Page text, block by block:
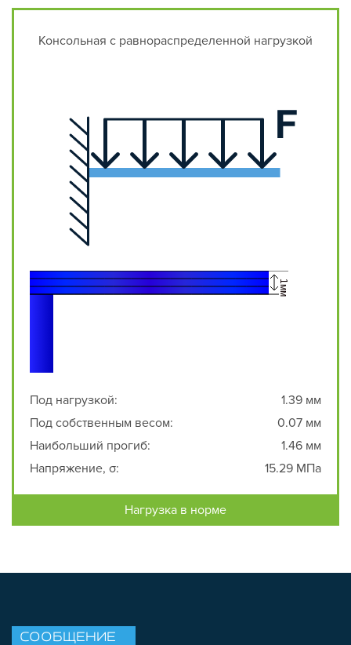
Консольная с равнораспределенной нагрузкой
Под нагрузкой:
1.39 мм
Под собственным весом:
0.07 мм
Наибольший прогиб:
1.46 мм
Напряжение, σ:
15.29 МПа
Нагрузка в норме
СООБЩЕНИЕ